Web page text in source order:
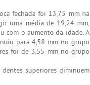
fechada foi 13,75 mm na
uma média de 19,24 mm,
com o aumento da idade. A
para 4,58 mm no grupo
foi de 3,55 mm no grupo
superiores diminuem